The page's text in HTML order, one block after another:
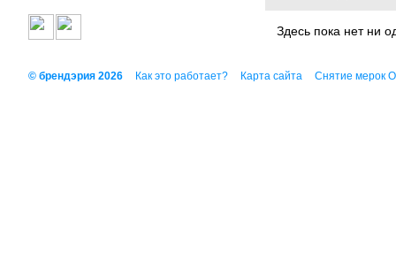
Здесь пока нет ни
© брендэрия 2026 Как это работает? Карта сайта Снятие мерок